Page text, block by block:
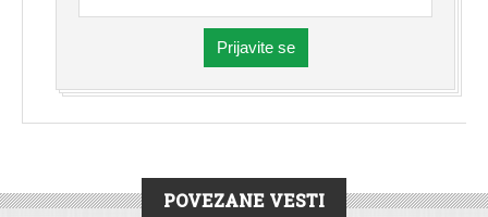
Prijavite se
POVEZANE VESTI
KULTURA|VESTI| STARA PAZOVA